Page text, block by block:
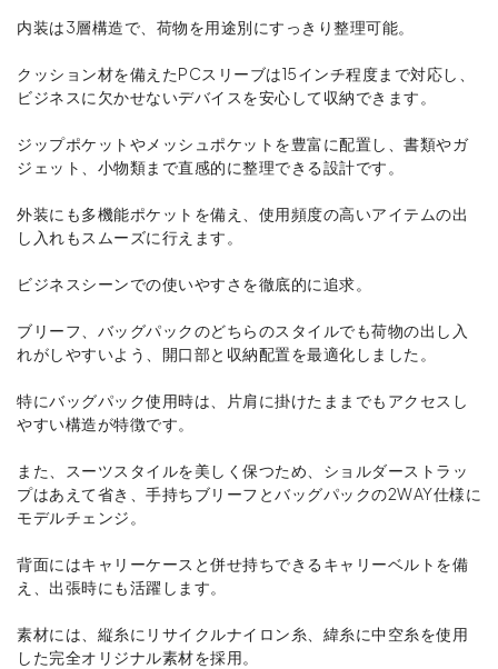
内装は3層構造で、荷物を用途別にすっきり整理可能。
クッション材を備えたPCスリーブは15インチ程度まで対応し、
ビジネスに欠かせないデバイスを安心して収納できます。
ジップポケットやメッシュポケットを豊富に配置し、書類やガ
ジェット、小物類まで直感的に整理できる設計です。
外装にも多機能ポケットを備え、使用頻度の高いアイテムの出
し入れもスムーズに行えます。
ビジネスシーンでの使いやすさを徹底的に追求。
ブリーフ、バッグパックのどちらのスタイルでも荷物の出し入
れがしやすいよう、開口部と収納配置を最適化しました。
特にバッグパック使用時は、片肩に掛けたままでもアクセスし
やすい構造が特徴です。
また、スーツスタイルを美しく保つため、ショルダーストラッ
プはあえて省き、手持ちブリーフとバッグパックの2WAY仕様に
モデルチェンジ。
背面にはキャリーケースと併せ持ちできるキャリーベルトを備
え、出張時にも活躍します。
素材には、縦糸にリサイクルナイロン糸、緯糸に中空糸を使用
した完全オリジナル素材を採用。